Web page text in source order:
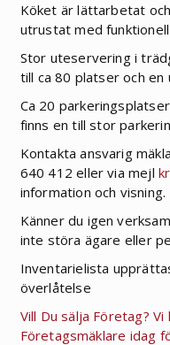
Köket är lättarbetat
utrustat med funktionell
Stor uteservering i
till ca 80 platser och en
Ca 20
finns en till stor
Kontakta ansvarig
640 412 eller via mejl
information och visning.
Känner du igen
inte störa ägare eller
Inventarielista
överlåtelse
Vill Du sälja Företag?
Företagsmäklare idag